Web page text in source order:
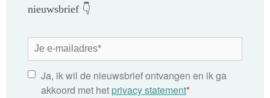
nieuwsbrief 👇
Ja, ik wil de nieuwsbrief ontvangen en ik ga
akkoord met het privacy statement*